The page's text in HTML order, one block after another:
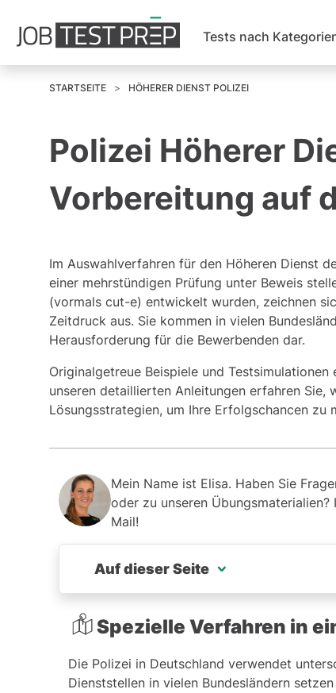
Tests nach
STARTSEITE HÖHERER DIENST POLIZEI
Polizei Höherer
Vorbereitung auf
Im Auswahlverfahren für den Höheren Dienst
einer mehrstündigen Prüfung unter Beweis
(vormals cut-e) entwickelt wurden, zeichnen
Zeitdruck aus. Sie kommen in vielen
Herausforderung für die Bewerbenden dar.
Originalgetreue Beispiele und
unseren detaillierten Anleitungen erfahren
Lösungsstrategien, um Ihre Erfolgschancen zu
Mein Name ist Elisa. Haben Sie
oder zu unseren
Mail!
Auf dieser Seite
Warum eine Vorbereitung entscheidend
Spezielle Verfahren in
Die Polizei in Deutschland verwendet
Dienststellen in vielen Bundesländern